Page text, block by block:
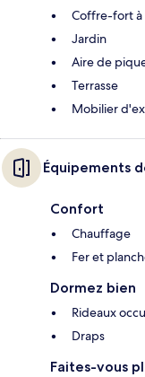
Coffre-fort à
Jardin
Aire de
Terrasse
Mobilier
Équipements
Confort
Chauffage
Fer et
Dormez bien
Rideaux
Draps
Faites-vous